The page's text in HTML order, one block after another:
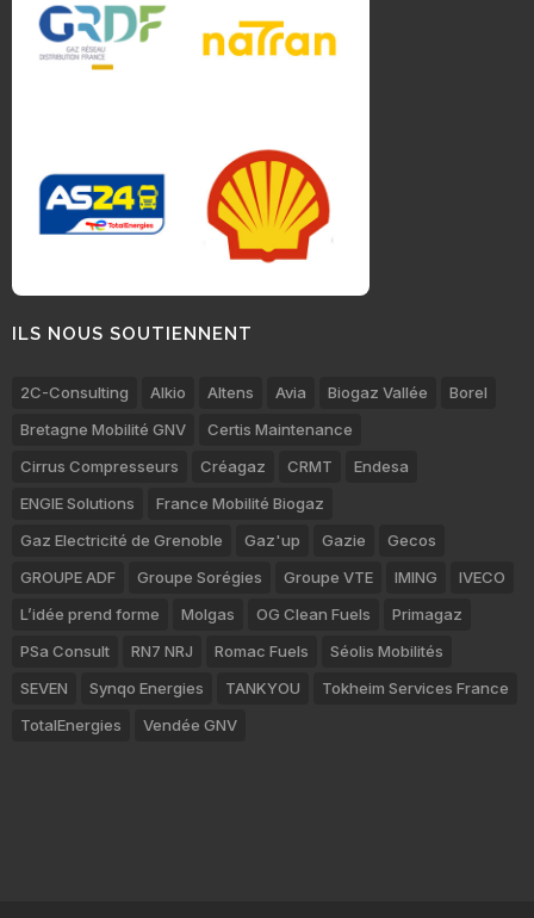
ILS NOUS SOUTIENNENT
2C-Consulting Alkio Altens Avia Biogaz Vallée
Borel
Bretagne Mobilité GNV
Certis Maintenance
Cirrus Compresseurs
Créagaz CRMT
Endesa
ENGIE Solutions
France Mobilité Biogaz
Gaz Electricité de Grenoble
Gaz'up Gazie
Gecos
GROUPE ADF
Groupe Sorégies Groupe VTE IMING
IVECO
L’idée prend forme
Molgas OG Clean Fuels
Primagaz
PSa Consult
RN7 NRJ Romac Fuels
Séolis Mobilités
SEVEN
Synqo Energies TANKYOU
Tokheim Services France
TotalEnergies
Vendée GNV